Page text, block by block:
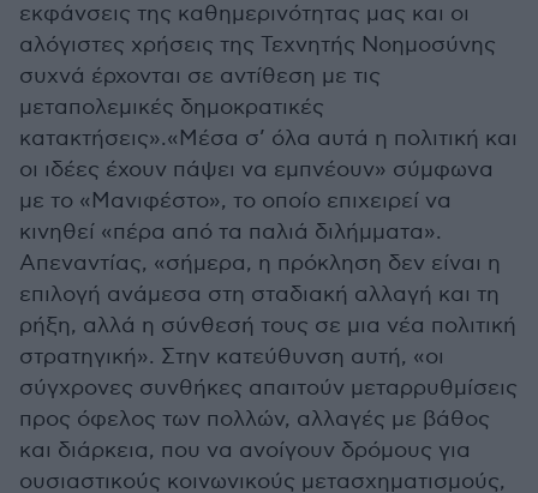
εκφάνσεις της καθημερινότητας μας και οι
αλόγιστες χρήσεις της Τεχνητής Νοημοσύνης
συχνά έρχονται σε αντίθεση με τις
μεταπολεμικές δημοκρατικές
κατακτήσεις».«Μέσα σ’ όλα αυτά η πολιτική και
οι ιδέες έχουν πάψει να εμπνέουν» σύμφωνα
με το «Μανιφέστο», το οποίο επιχειρεί να
κινηθεί «πέρα από τα παλιά διλήμματα».
Απεναντίας, «σήμερα, η πρόκληση δεν είναι η
επιλογή ανάμεσα στη σταδιακή αλλαγή και τη
ρήξη, αλλά η σύνθεσή τους σε μια νέα πολιτική
στρατηγική». Στην κατεύθυνση αυτή, «οι
σύγχρονες συνθήκες απαιτούν μεταρρυθμίσεις
προς όφελος των πολλών, αλλαγές με βάθος
και διάρκεια, που να ανοίγουν δρόμους για
ουσιαστικούς κοινωνικούς μετασχηματισμούς,